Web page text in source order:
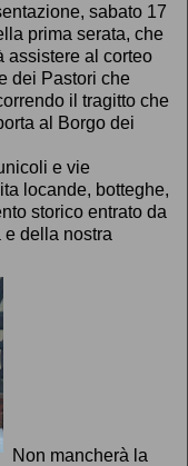
sabato 17
prima serata, che
assistere al corteo
dei Pastori che
il tragitto che
al Borgo dei
e vie
locande, botteghe,
storico entrato da
e della nostra
Non mancherà la